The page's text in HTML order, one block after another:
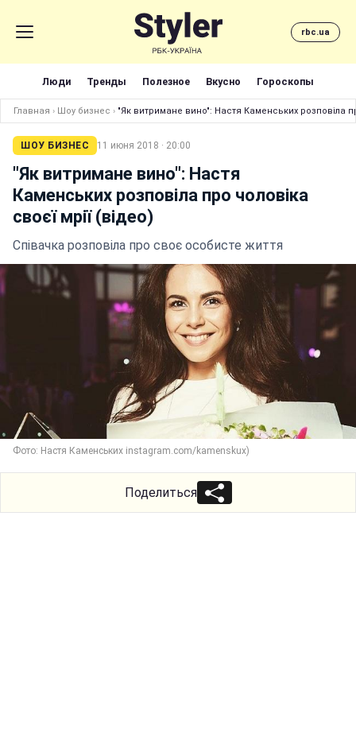
rbc.ua
Люди Тренды Полезное Вкусно Гороскопы
Главная › Шоу бизнес › "Як витримане вино": Настя Каменських розповіла
ШОУ БИЗНЕС 11 июня 2018 · 20:00
"Як витримане вино": Настя
Каменських розповіла про чоловіка
своєї мрії (відео)
Співачка розповіла про своє особисте життя
Фото: Настя Каменських instagram.com/kamenskux)
Поделиться